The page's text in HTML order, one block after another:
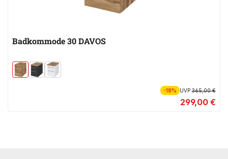
Badkommode 30 DAVOS
-18% UVP365,00 €
299,00 €